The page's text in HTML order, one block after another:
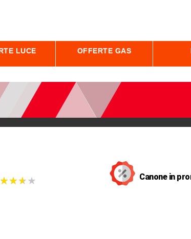
LUCE OFFERTE GAS
★★★★
★★★★ Canone in